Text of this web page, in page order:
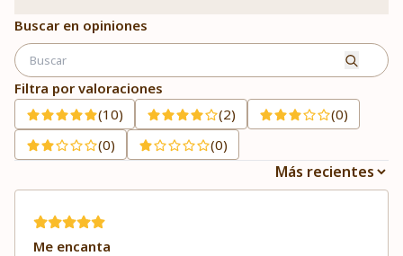
Buscar en opiniones
Filtra por valoraciones
(10)
(2)
(0)
(0)
(0)
Me encanta